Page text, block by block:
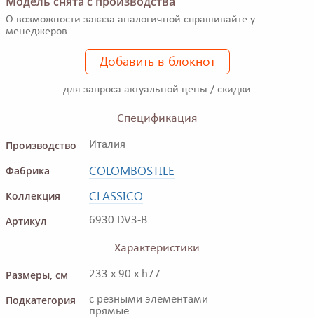
О возможности заказа аналогичной спрашивайте у
менеджеров
Добавить в блокнот
для запроса актуальной цены / скидки
Спецификация
Производство
Италия
Фабрика COLOMBOSTILE
Коллекция CLASSICO
Артикул 6930 DV3-B
Характеристики
Размеры, см
233 x 90 x h77
Подкатегория
с резными элементами
прямые